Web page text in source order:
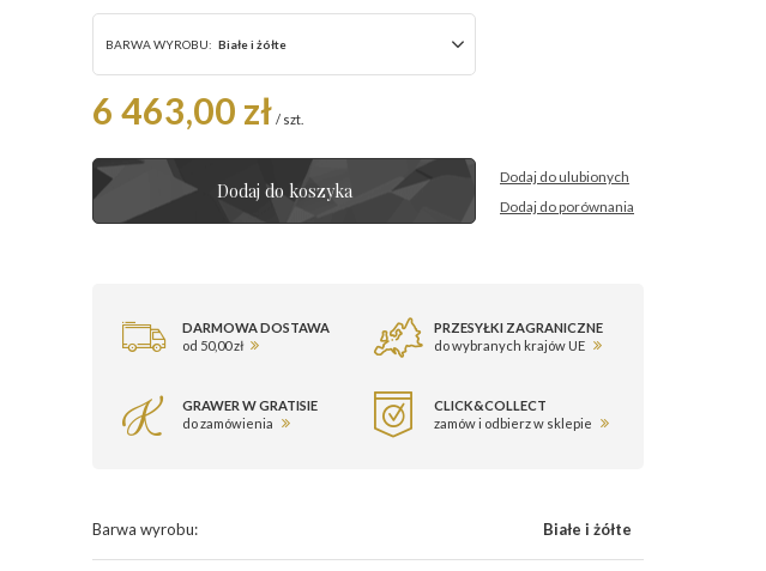
BARWA WYROBU: Białe i żółte
6 463,00 zł / szt.
Dodaj do koszyka
Dodaj do ulubionych
Dodaj do porównania
DARMOWA DOSTAWA
od 50,00 zł
PRZESYŁKI ZAGRANICZNE
do wybranych krajów UE
GRAWER W GRATISIE
do zamówienia
CLICK&COLLECT
zamów i odbierz w sklepie
Barwa wyrobu: Białe i żółte